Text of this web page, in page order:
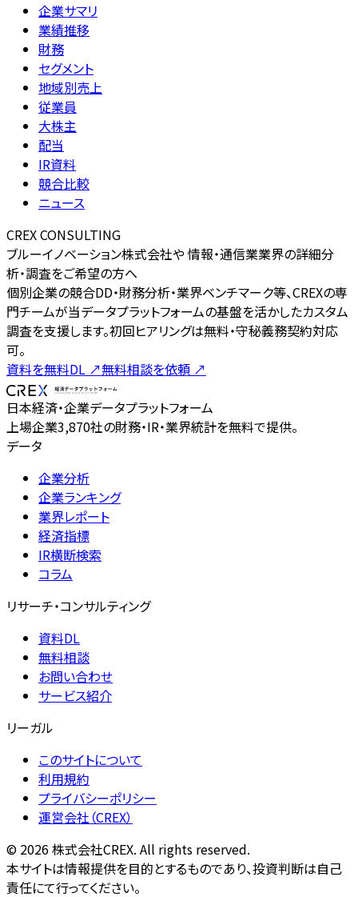
企業サマリ
業績推移
財務
セグメント
地域別売上
従業員
大株主
配当
IR資料
競合比較
ニュース
CREX CONSULTING
ブルーイノベーション株式会社や 情報・通信業業界の詳細分
析・調査をご希望の方へ
個別企業の競合DD・財務分析・業界ベンチマーク等、CREXの専
門チームが当データプラットフォームの基盤を活かしたカスタム
調査を支援します。初回ヒアリングは無料・守秘義務契約対応
可。
資料を無料DL ↗無料相談を依頼 ↗
日本経済・企業データプラットフォーム
上場企業3,870社の財務・IR・業界統計を無料で提供。
データ
企業分析
企業ランキング
業界レポート
経済指標
IR横断検索
コラム
リサーチ・コンサルティング
資料DL
無料相談
お問い合わせ
サービス紹介
リーガル
このサイトについて
利用規約
プライバシーポリシー
運営会社（CREX）
© 2026株式会社CREX. All rights reserved.
本サイトは情報提供を目的とするものであり、投資判断は自己
責任にて行ってください。